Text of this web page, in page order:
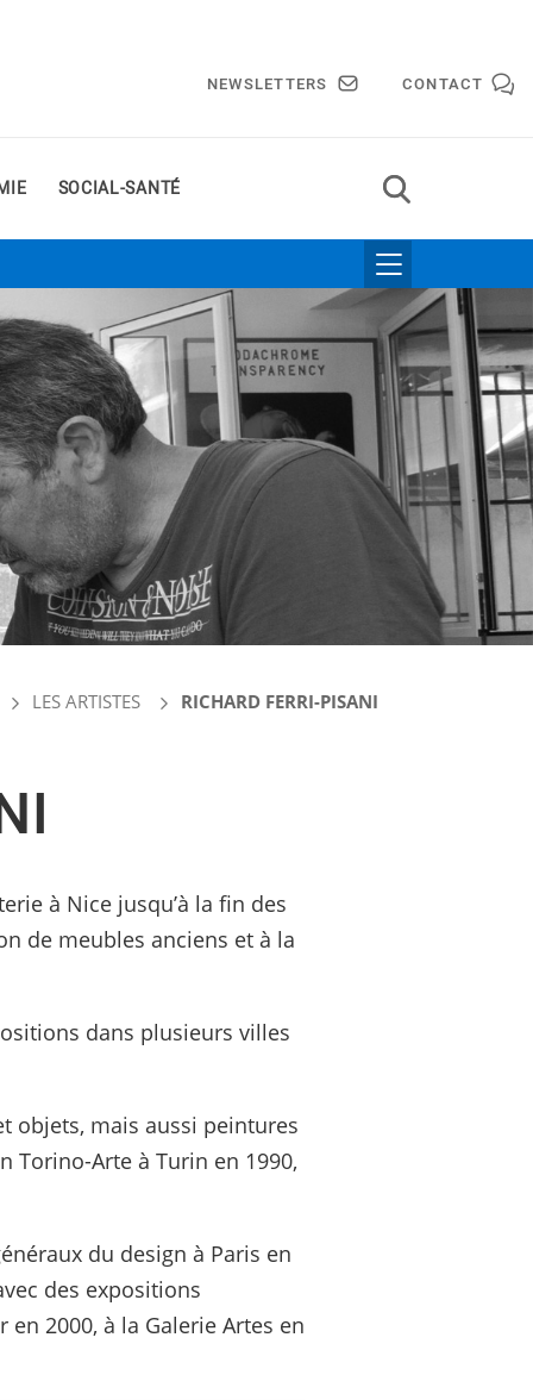
NEWSLETTERS CONTACT
SOCIAL-SANTÉ
LES ARTISTES RICHARD FERRI-PISANI
à Nice jusqu’à la fin des
de meubles anciens et à la
dans plusieurs villes
objets, mais aussi peintures
Torino-Arte à Turin en 1990,
du design à Paris en
des expositions
en 2000, à la Galerie Artes en